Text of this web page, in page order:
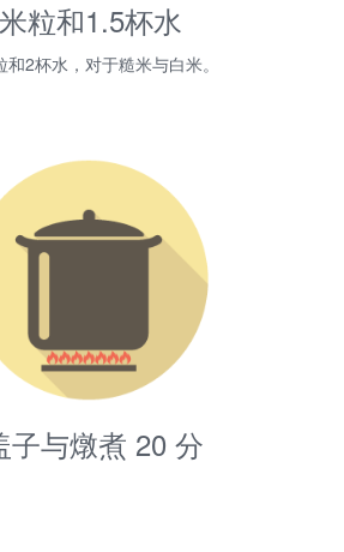
粒和1.5杯水
和2杯水，对于糙米与白米。
子与燉煮 20 分